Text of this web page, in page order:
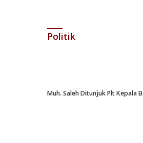
Politik
Muh. Saleh Ditunjuk Plt Kepala